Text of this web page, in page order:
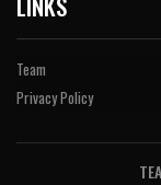
Team
Privacy Policy